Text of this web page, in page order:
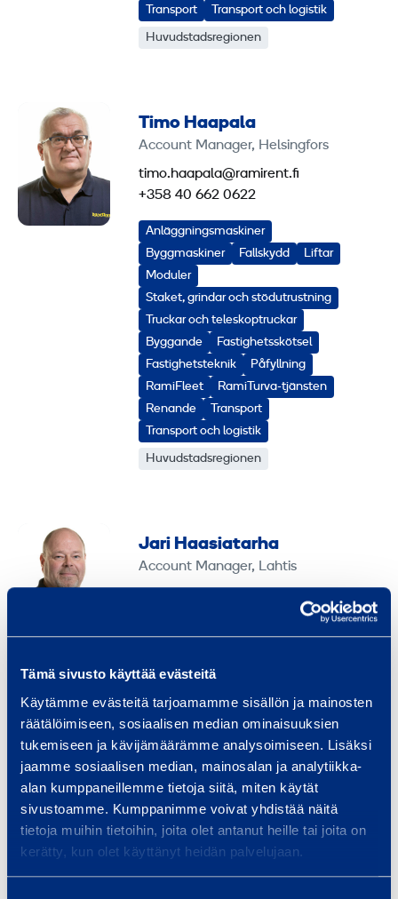
Tämä sivusto käyttää evästeitä
Käytämme evästeitä tarjoamamme sisällön ja mainosten
räätälöimiseen, sosiaalisen median ominaisuuksien
tukemiseen ja kävijämäärämme analysoimiseen. Lisäksi
jaamme sosiaalisen median, mainosalan ja analytiikka-
alan kumppaneillemme tietoja siitä, miten käytät
sivustoamme. Kumppanimme voivat yhdistää näitä
tietoja muihin tietoihin, joita olet antanut heille tai joita on
kerätty, kun olet käyttänyt heidän palvelujaan.
Transport
Transport och logistik
Huvudstadsregionen
Timo Haapala
Account Manager, Helsingfors
timo.haapala@ramirent.fi
+358 40 662 0622
Anläggningsmaskiner
Byggmaskiner
Fallskydd
Liftar
Moduler
Staket, grindar och stödutrustning
Truckar och teleskoptruckar
Byggande
Fastighetsskötsel
Fastighetsteknik
Påfyllning
RamiFleet
RamiTurva-tjänsten
Renande
Transport
Transport och logistik
Huvudstadsregionen
Jari Haasiatarha
Account Manager, Lahtis
Byggmaskiner
Moduler
Staket, grindar och stödutrustning
Truckar och teleskoptruckar
Byggande
Fastighetsskötsel
Fastighetsteknik
Påfyllning
RamiFleet
RamiTurva-tjänsten
Renande
Transport
Transport och logistik
Tavastland